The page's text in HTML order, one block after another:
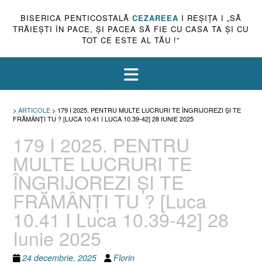
BISERICA PENTICOSTALĂ CEZAREEA I REŞIŢA I „SĂ
TRĂIEŞTI ÎN PACE, ŞI PACEA SĂ FIE CU CASA TA ŞI CU
TOT CE ESTE AL TĂU !”
> ARTICOLE > 179 I 2025. PENTRU MULTE LUCRURI TE ÎNGRIJOREZI ȘI TE
FRĂMÂNȚI TU ? [LUCA 10.41 I LUCA 10.39-42] 28 IUNIE 2025
179 I 2025. PENTRU
MULTE LUCRURI TE
ÎNGRIJOREZI ȘI TE
FRĂMÂNȚI TU ? [Luca
10.41 I Luca 10.39-42] 28
Iunie 2025
24 decembrie, 2025 Florin